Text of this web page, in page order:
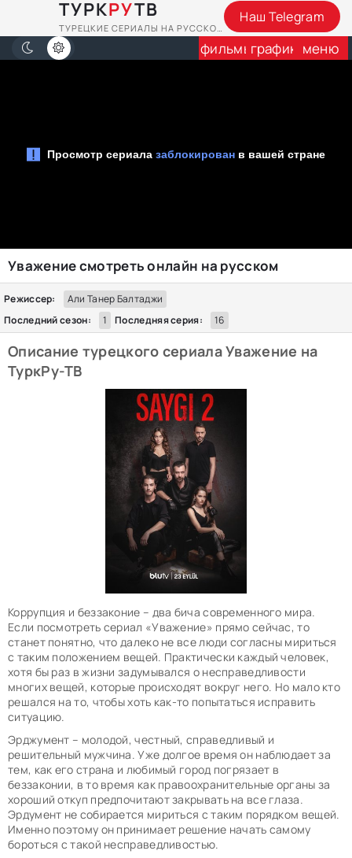
ТУРКРУТВ
ТУРЕЦКИЕ СЕРИАЛЫ НА РУССКОМ
Наш Telegram
фильмыграфик меню
Уважение смотреть онлайн на русском
Режиссер:
Али Танер Балтаджи
Последний сезон:
1 Последняя серия: 16
Описание турецкого сериала Уважение на
ТуркРу-ТВ
Коррупция и беззаконие – два бича современного мира.
Если посмотреть сериал «Уважение» прямо сейчас, то
станет понятно, что далеко не все люди согласны мириться
с таким положением вещей. Практически каждый человек,
хотя бы раз в жизни задумывался о несправедливости
многих вещей, которые происходят вокруг него. Но мало кто
решался на то, чтобы хоть как-то попытаться исправить
ситуацию.
Эрджумент – молодой, честный, справедливый и
решительный мужчина. Уже долгое время он наблюдает за
тем, как его страна и любимый город погрязает в
беззаконии, в то время как правоохранительные органы за
хороший откуп предпочитают закрывать на все глаза.
Эрдумент не собирается мириться с таким порядком вещей.
Именно поэтому он принимает решение начать самому
бороться с такой несправедливостью.